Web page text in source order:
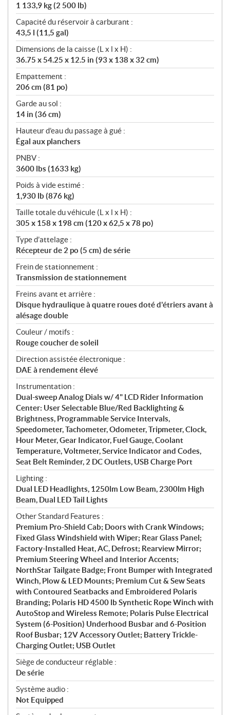
1 133,9 kg (2 500 lb)
Capacité du réservoir à carburant :
43,5 l (11,5 gal)
Dimensions de la caisse (L x l x H) :
36.75 x 54.25 x 12.5 in (93 x 138 x 32 cm)
Empattement :
206 cm (81 po)
Garde au sol :
14 in (36 cm)
Hauteur d’eau du passage à gué :
Égal aux planchers
PNBV :
3600 lbs (1633 kg)
Poids à vide estimé :
1,930 lb (876 kg)
Taille totale du véhicule (L x l x H) :
305 x 158 x 198 cm (120 x 62,5 x 78 po)
Type d’attelage :
Récepteur de 2 po (5 cm) de série
Frein de stationnement :
Transmission de stationnement
Freins avant et arrière :
Disque hydraulique à quatre roues doté d'étriers avant à
alésage double
Couleur / motifs :
Rouge coucher de soleil
Direction assistée électronique :
DAE à rendement élevé
Instrumentation :
Dual-sweep Analog Dials w/ 4" LCD Rider Information
Center: User Selectable Blue/Red Backlighting &
Brightness, Programmable Service Intervals,
Speedometer, Tachometer, Odometer, Tripmeter, Clock,
Hour Meter, Gear Indicator, Fuel Gauge, Coolant
Temperature, Voltmeter, Service Indicator and Codes,
Seat Belt Reminder, 2 DC Outlets, USB Charge Port
Lighting :
Dual LED Headlights, 1250lm Low Beam, 2300lm High
Beam, Dual LED Tail Lights
Other Standard Features :
Premium Pro-Shield Cab; Doors with Crank Windows;
Fixed Glass Windshield with Wiper; Rear Glass Panel;
Factory-Installed Heat, AC, Defrost; Rearview Mirror;
Premium Steering Wheel and Interior Accents;
NorthStar Tailgate Badge; Front Bumper with Integrated
Winch, Plow & LED Mounts; Premium Cut & Sew Seats
with Contoured Seatbacks and Embroidered Polaris
Branding; Polaris HD 4500 lb Synthetic Rope Winch with
AutoStop and Wireless Remote; Polaris Pulse Electrical
System (6-Position) Underhood Busbar and 6-Position
Roof Busbar; 12V Accessory Outlet; Battery Trickle-
Charging Outlet; USB Outlet
Siège de conducteur réglable :
De série
Système audio :
Not Equipped